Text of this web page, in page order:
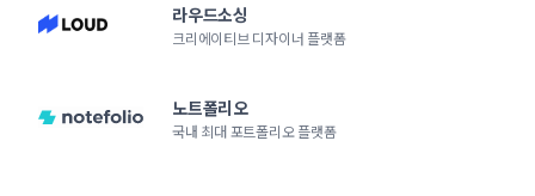
라우드소싱
크리에이티브 디자이너 플랫폼
노트폴리오
국내 최대 포트폴리오 플랫폼